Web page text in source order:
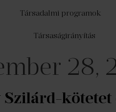
Társadalmi programok
Társaságirányítás
28,